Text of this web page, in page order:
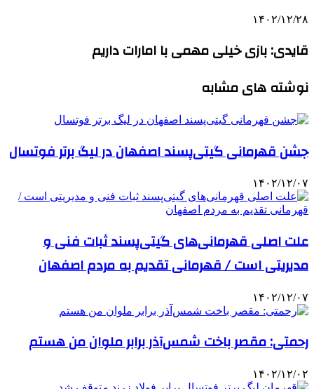
۱۴۰۲/۱۲/۲۸
قایدی: بازی خیلی مهمی با امارات داریم
نوشته های مشابه
جشن قهرمانی گیتی‌پسند اصفهان در لیگ برتر فوتسال
۱۴۰۲/۱۲/۰۷
علت اصلی قهرمانی‌های گیتی‌پسند ثبات فنی و
مدیریتی است / قهرمانی تقدیم به مردم اصفهان
۱۴۰۲/۱۲/۰۷
رحمتی: مقصر باخت شمس‌آذر برابر ملوان من هستم
۱۴۰۲/۱۲/۰۲